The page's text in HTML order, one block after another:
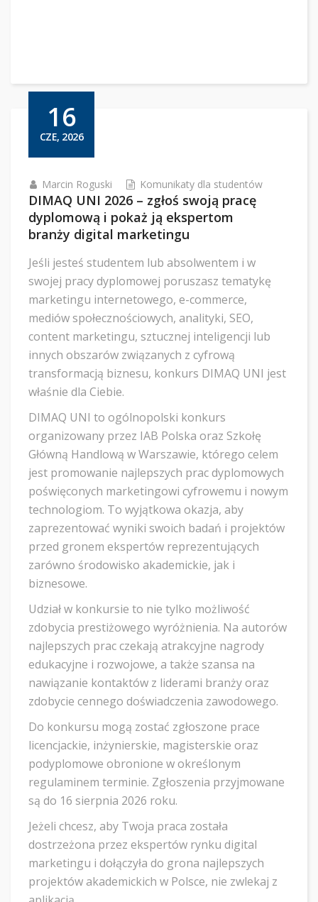
16
CZE, 2026
Marcin Roguski Komunikaty dla studentów
DIMAQ UNI 2026 – zgłoś swoją pracę
dyplomową i pokaż ją ekspertom
branży digital marketingu
Jeśli jesteś studentem lub absolwentem i w
swojej pracy dyplomowej poruszasz tematykę
marketingu internetowego, e-commerce,
mediów społecznościowych, analityki, SEO,
content marketingu, sztucznej inteligencji lub
innych obszarów związanych z cyfrową
transformacją biznesu, konkurs DIMAQ UNI jest
właśnie dla Ciebie.
DIMAQ UNI to ogólnopolski konkurs
organizowany przez IAB Polska oraz Szkołę
Główną Handlową w Warszawie, którego celem
jest promowanie najlepszych prac dyplomowych
poświęconych marketingowi cyfrowemu i nowym
technologiom. To wyjątkowa okazja, aby
zaprezentować wyniki swoich badań i projektów
przed gronem ekspertów reprezentujących
zarówno środowisko akademickie, jak i
biznesowe.
Udział w konkursie to nie tylko możliwość
zdobycia prestiżowego wyróżnienia. Na autorów
najlepszych prac czekają atrakcyjne nagrody
edukacyjne i rozwojowe, a także szansa na
nawiązanie kontaktów z liderami branży oraz
zdobycie cennego doświadczenia zawodowego.
Do konkursu mogą zostać zgłoszone prace
licencjackie, inżynierskie, magisterskie oraz
podyplomowe obronione w określonym
regulaminem terminie. Zgłoszenia przyjmowane
są do 16 sierpnia 2026 roku.
Jeżeli chcesz, aby Twoja praca została
dostrzeżona przez ekspertów rynku digital
marketingu i dołączyła do grona najlepszych
projektów akademickich w Polsce, nie zwlekaj z